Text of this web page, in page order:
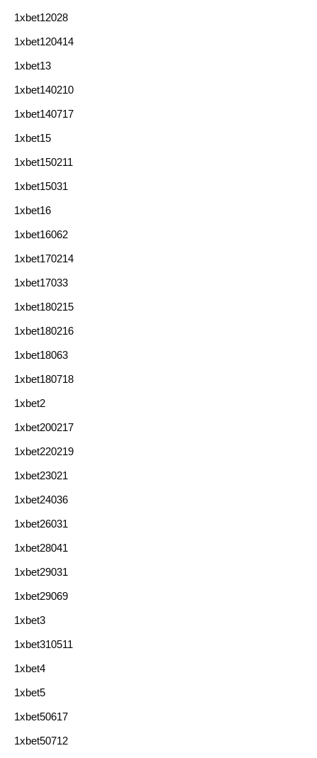
1xbet12028
1xbet120414
1xbet13
1xbet140210
1xbet140717
1xbet15
1xbet150211
1xbet15031
1xbet16
1xbet16062
1xbet170214
1xbet17033
1xbet180215
1xbet180216
1xbet18063
1xbet180718
1xbet2
1xbet200217
1xbet220219
1xbet23021
1xbet24036
1xbet26031
1xbet28041
1xbet29031
1xbet29069
1xbet3
1xbet310511
1xbet4
1xbet5
1xbet50617
1xbet50712